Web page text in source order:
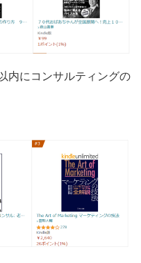
内にコンサルティングの